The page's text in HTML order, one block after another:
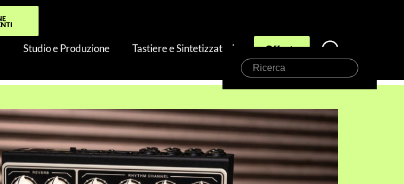
Studio e Produzione Tastiere e Sintetizzatori Offerte
Ricerca